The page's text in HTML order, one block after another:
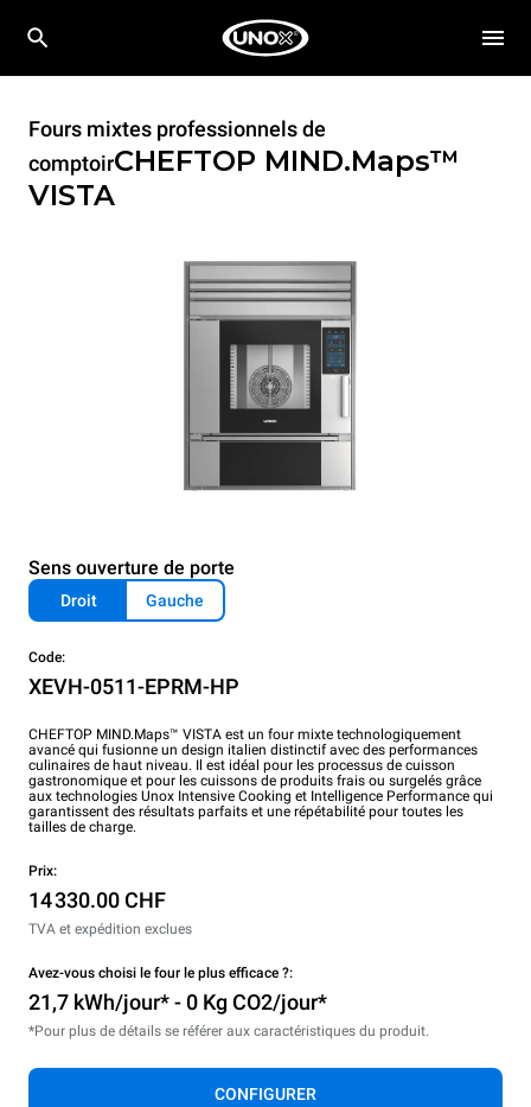
Fours mixtes professionnels de
comptoirCHEFTOP MIND.Maps™
VISTA
Sens ouverture de porte
Droit Gauche
Code:
XEVH-0511-EPRM-HP
CHEFTOP MIND.Maps™ VISTA est un four mixte technologiquement
avancé qui fusionne un design italien distinctif avec des performances
culinaires de haut niveau. Il est idéal pour les processus de cuisson
gastronomique et pour les cuissons de produits frais ou surgelés grâce
aux technologies Unox Intensive Cooking et Intelligence Performance qui
garantissent des résultats parfaits et une répétabilité pour toutes les
tailles de charge.
Prix:
14 330.00 CHF
TVA et expédition exclues
Avez-vous choisi le four le plus efficace ?:
21,7 kWh/jour* - 0 Kg CO2/jour*
*Pour plus de détails se référer aux caractéristiques du produit.
CONFIGURER